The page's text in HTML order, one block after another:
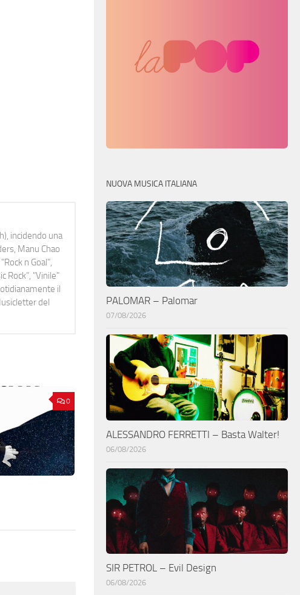
incidendo una
Manu Chao
n Goal",
Rock”, "Vinile"
il
del
0
NUOVA MUSICA ITALIANA
PALOMAR – Palomar
07/08/2026
ALESSANDRO FERRETTI – Basta Walter!
06/08/2026
SIR PETROL – Evil Design
06/08/2026